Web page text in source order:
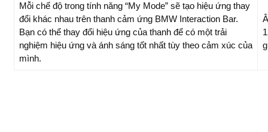
Mỗi chế độ trong tính năng “My Mode” sẽ tạo hiệu ứng thay
đổi khác nhau trên thanh cảm ứng BMW Interaction Bar.
Bạn có thể thay đổi hiệu ứng của thanh để có một trải
nghiệm hiệu ứng và ánh sáng tốt nhất tùy theo cảm xúc của
mình.